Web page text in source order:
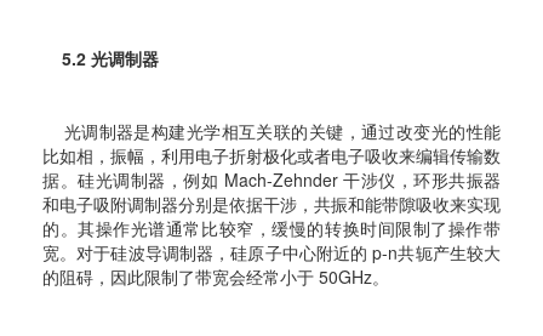
5.2 光调制器
光调制器是构建光学相互关联的关键，通过改变光的性能
比如相，振幅，利用电子折射极化或者电子吸收来编辑传输数
据。硅光调制器，例如 Mach-Zehnder 干涉仪，环形共振器
和电子吸附调制器分别是依据干涉，共振和能带隙吸收来实现
的。其操作光谱通常比较窄，缓慢的转换时间限制了操作带
宽。对于硅波导调制器，硅原子中心附近的 p-n共轭产生较大
的阻碍，因此限制了带宽会经常小于 50GHz。